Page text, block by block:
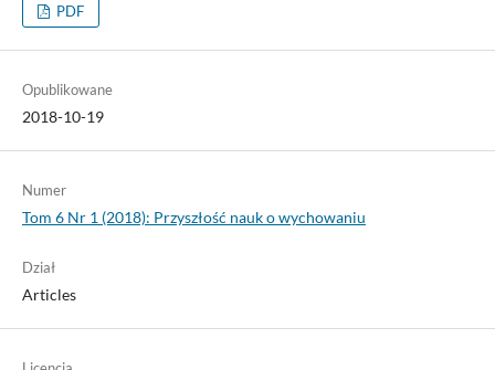
PDF
Opublikowane
2018-10-19
Numer
Tom 6 Nr 1 (2018): Przyszłość nauk o wychowaniu
Dział
Articles